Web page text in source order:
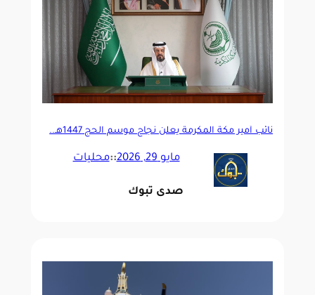
نائب أمير مكة المكرمة يعلن نجاح موسم الحج 1447هـ..
مايو 29, 2026 ::محليات
صدى تبوك